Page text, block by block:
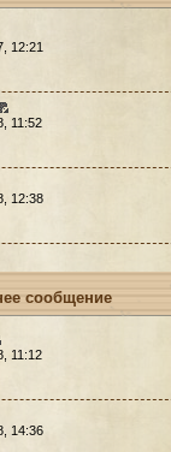
12:21
11:52
12:38
сообщение
11:12
14:36